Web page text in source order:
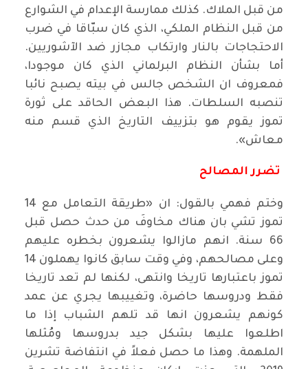
من قبل الملاك. كذلك ممارسة الإعدام في الشوارع
من قبل النظام الملكي، الذي كان سبّاقا في ضرب
الاحتجاجات بالنار وارتكاب مجازر ضد الآشوريين.
أما بشأن النظام البرلماني الذي كان موجودا،
فمعروف ان الشخص جالس في بيته يصبح نائبا
تنصبه السلطات. هذا البعض الحاقد على ثورة
تموز يقوم هو بتزييف التاريخ الذي قسم منه
معاش».
تضرر المصالح
وختم فهمي بالقول: ان «طريقة التعامل مع 14
تموز تشي بان هناك مخاوفَ من حدث حصل قبل
66 سنة. انهم مازالوا يشعرون بخطره عليهم
وعلى مصالحهم، وفي وقت سابق كانوا يهملون 14
تموز باعتبارها تاريخا وانتهى، لكنها لم تعد تاريخا
فقط ودروسها حاضرة، وتغييبها يجري عن عمد
كونهم يشعرون انها قد تلهم الشباب إذا ما
اطلعوا عليها بشكل جيد بدروسها ومُثلها
الملهمة. وهذا ما حصل فعلاً في انتفاضة تشرين